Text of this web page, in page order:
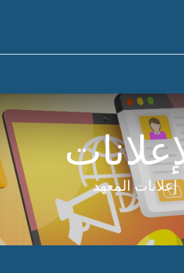
إعلانات المعهد